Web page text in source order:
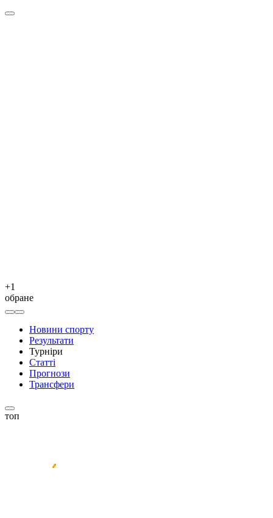
+1
обране
Новини спорту
Результати
Турніри
Статті
Прогнози
Трансфери
топ